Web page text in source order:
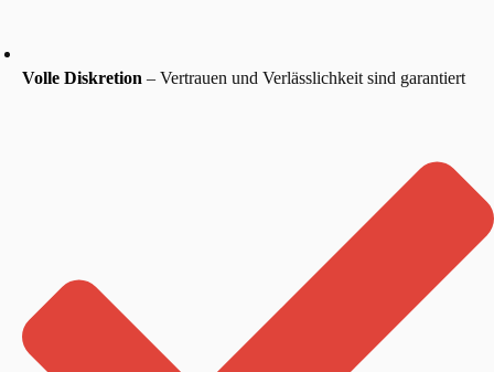
Volle Diskretion – Vertrauen und Verlässlichkeit sind garantiert